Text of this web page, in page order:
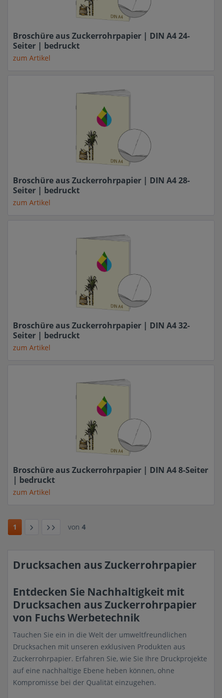
Broschüre aus Zuckerrohrpapier | DIN A4 24-
Seiter | bedruckt
zum Artikel
Broschüre aus Zuckerrohrpapier | DIN A4 28-
Seiter | bedruckt
zum Artikel
Broschüre aus Zuckerrohrpapier | DIN A4 32-
Seiter | bedruckt
zum Artikel
Broschüre aus Zuckerrohrpapier | DIN A4 8-Seiter
| bedruckt
zum Artikel
1 von 4
Drucksachen aus Zuckerrohrpapier
Entdecken Sie Nachhaltigkeit mit
Drucksachen aus Zuckerrohrpapier
von Fuchs Werbetechnik
Tauchen Sie ein in die Welt der umweltfreundlichen
Drucksachen mit unseren exklusiven Produkten aus
Zuckerrohrpapier. Erfahren Sie, wie Sie Ihre Druckprojekte
auf eine nachhaltige Ebene heben können, ohne
Kompromisse bei der Qualität einzugehen.